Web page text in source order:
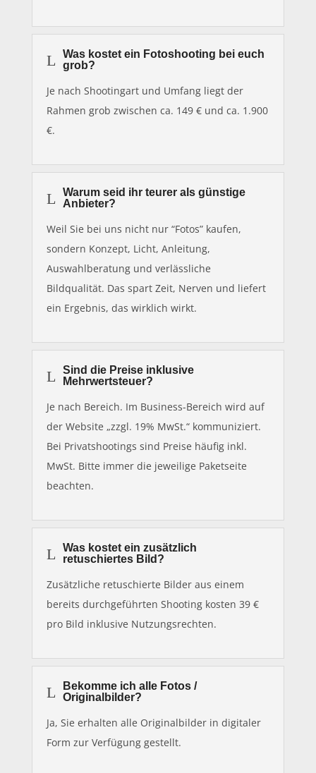
L
Was kostet ein Fotoshooting bei euch
grob?
Je nach Shootingart und Umfang liegt der
Rahmen grob zwischen ca. 149 € und ca. 1.900
€.
L
Warum seid ihr teurer als günstige
Anbieter?
Weil Sie bei uns nicht nur “Fotos” kaufen,
sondern Konzept, Licht, Anleitung,
Auswahlberatung und verlässliche
Bildqualität. Das spart Zeit, Nerven und liefert
ein Ergebnis, das wirklich wirkt.
L
Sind die Preise inklusive
Mehrwertsteuer?
Je nach Bereich. Im Business-Bereich wird auf
der Website „zzgl. 19% MwSt.“ kommuniziert.
Bei Privatshootings sind Preise häufig inkl.
MwSt. Bitte immer die jeweilige Paketseite
beachten.
L
Was kostet ein zusätzlich
retuschiertes Bild?
Zusätzliche retuschierte Bilder aus einem
bereits durchgeführten Shooting kosten 39 €
pro Bild inklusive Nutzungsrechten.
L
Bekomme ich alle Fotos /
Originalbilder?
Ja, Sie erhalten alle Originalbilder in digitaler
Form zur Verfügung gestellt.